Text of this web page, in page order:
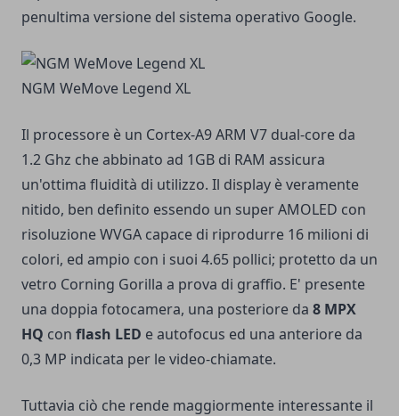
penultima versione del sistema operativo Google.
NGM WeMove Legend XL
Il processore è un Cortex-A9 ARM V7 dual-core da
1.2 Ghz che abbinato ad 1GB di RAM assicura
un'ottima fluidità di utilizzo. Il display è veramente
nitido, ben definito essendo un super AMOLED con
risoluzione WVGA capace di riprodurre 16 milioni di
colori, ed ampio con i suoi 4.65 pollici; protetto da un
vetro Corning Gorilla a prova di graffio. E' presente
una doppia fotocamera, una posteriore da 8 MPX
HQ con flash LED e autofocus ed una anteriore da
0,3 MP indicata per le video-chiamate.
Tuttavia ciò che rende maggiormente interessante il